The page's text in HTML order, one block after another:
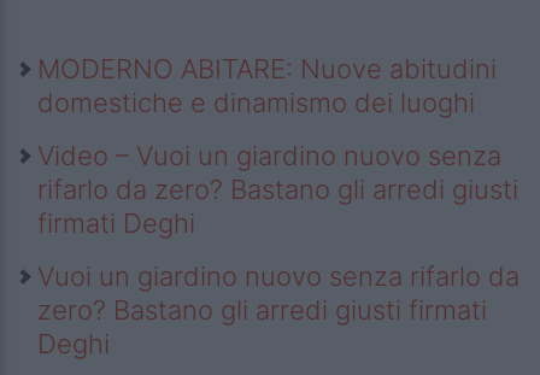
MODERNO ABITARE: Nuove abitudini
domestiche e dinamismo dei luoghi
Video – Vuoi un giardino nuovo senza
rifarlo da zero? Bastano gli arredi giusti
firmati Deghi
Vuoi un giardino nuovo senza rifarlo da
zero? Bastano gli arredi giusti firmati
Deghi